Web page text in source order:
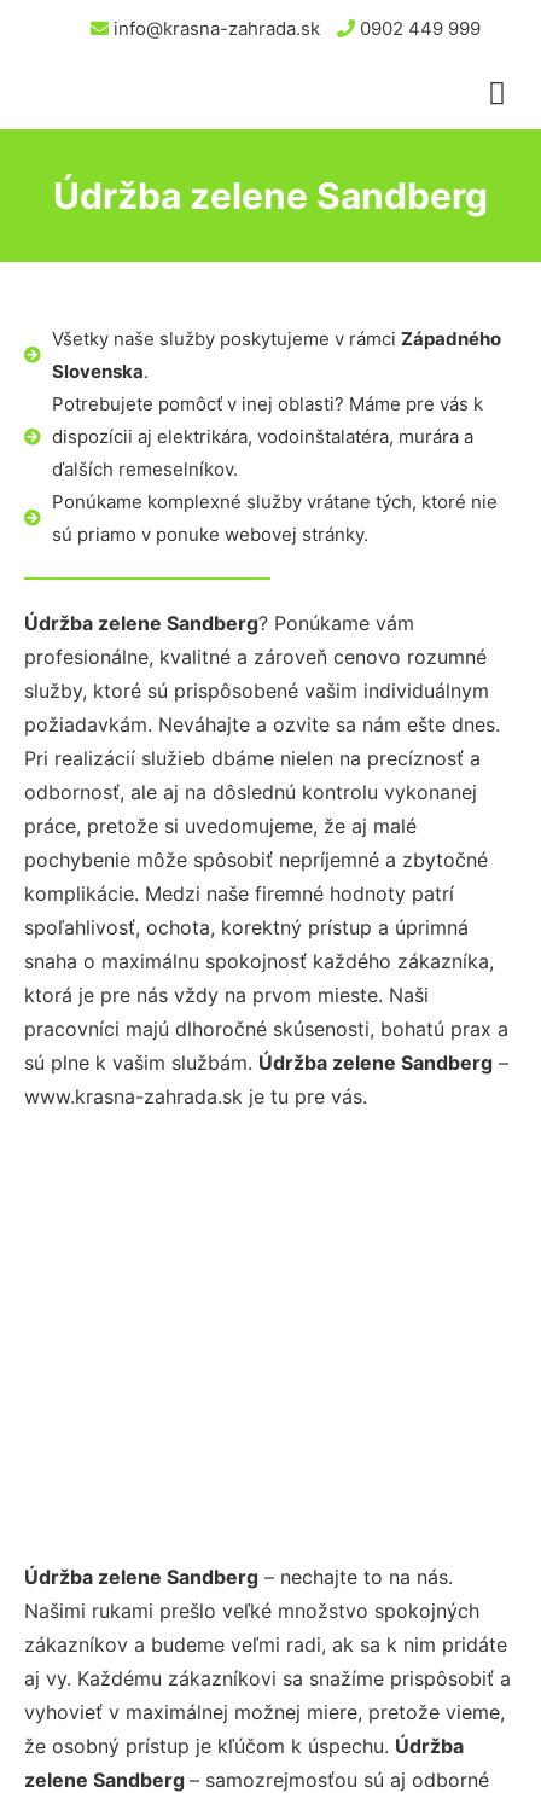
info@krasna-zahrada.sk 0902 449 999
Údržba zelene Sandberg
Všetky naše služby poskytujeme v rámci Západného
Slovenska.
Potrebujete pomôcť v inej oblasti? Máme pre vás k
dispozícii aj elektrikára, vodoinštalatéra, murára a
ďalších remeselníkov.
Ponúkame komplexné služby vrátane tých, ktoré nie
sú priamo v ponuke webovej stránky.
Údržba zelene Sandberg? Ponúkame vám
profesionálne, kvalitné a zároveň cenovo rozumné
služby, ktoré sú prispôsobené vašim individuálnym
požiadavkám. Neváhajte a ozvite sa nám ešte dnes.
Pri realizácií služieb dbáme nielen na precíznosť a
odbornosť, ale aj na dôslednú kontrolu vykonanej
práce, pretože si uvedomujeme, že aj malé
pochybenie môže spôsobiť nepríjemné a zbytočné
komplikácie. Medzi naše firemné hodnoty patrí
spoľahlivosť, ochota, korektný prístup a úprimná
snaha o maximálnu spokojnosť každého zákazníka,
ktorá je pre nás vždy na prvom mieste. Naši
pracovníci majú dlhoročné skúsenosti, bohatú prax a
sú plne k vašim službám. Údržba zelene Sandberg –
www.krasna-zahrada.sk je tu pre vás.
Údržba zelene Sandberg – nechajte to na nás.
Našimi rukami prešlo veľké množstvo spokojných
zákazníkov a budeme veľmi radi, ak sa k nim pridáte
aj vy. Každému zákazníkovi sa snažíme prispôsobiť a
vyhovieť v maximálnej možnej miere, pretože vieme,
že osobný prístup je kľúčom k úspechu. Údržba
zelene Sandberg – samozrejmosťou sú aj odborné